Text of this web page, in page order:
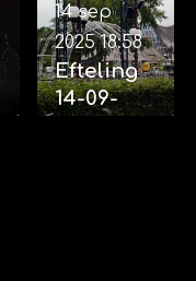
Efteling
14-09-
14 sep
2025 18:58